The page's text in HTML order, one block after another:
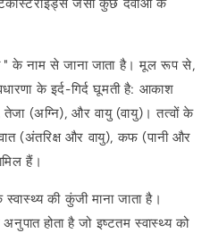
जैसी कुछ दवाओं के
" के नाम से जाना जाता है। मूल रूप से,
के इर्द-गिर्द घूमती है: आकाश
तेजा (अग्नि), और वायु (वायु)। तत्वों के
(अंतरिक्ष और वायु), कफ (पानी और
हैं।
की कुंजी माना जाता है।
होता है जो इष्टतम स्वास्थ्य को